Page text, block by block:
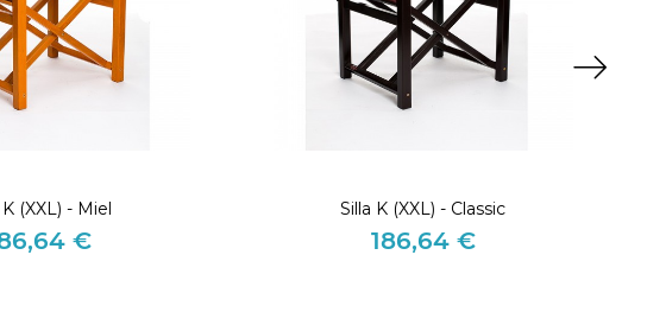
K (XXL) - Miel
Precio
€
Silla K (XXL) - Classic
Precio
186,64 €